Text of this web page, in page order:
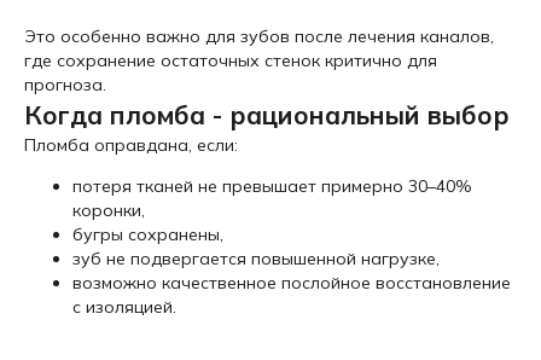
Это особенно важно для зубов после лечения каналов,
где сохранение остаточных стенок критично для
прогноза.
Когда пломба - рациональный выбор
Пломба оправдана, если:
потеря тканей не превышает примерно 30–40%
коронки,
бугры сохранены,
зуб не подвергается повышенной нагрузке,
возможно качественное послойное восстановление
с изоляцией.